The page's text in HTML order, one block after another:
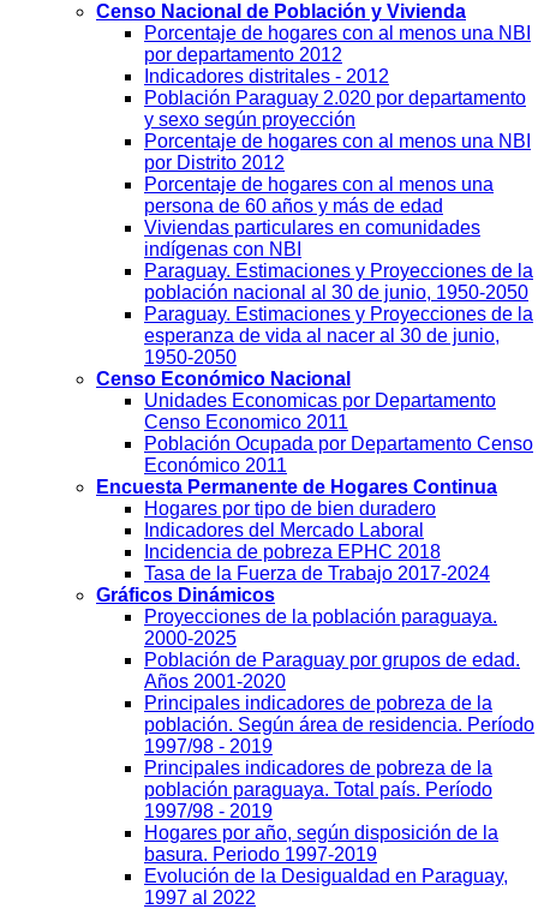
Censo Nacional de Población y Vivienda
Porcentaje de hogares con al menos una NBI
por departamento 2012
Indicadores distritales - 2012
Población Paraguay 2.020 por departamento
y sexo según proyección
Porcentaje de hogares con al menos una NBI
por Distrito 2012
Porcentaje de hogares con al menos una
persona de 60 años y más de edad
Viviendas particulares en comunidades
indígenas con NBI
Paraguay. Estimaciones y Proyecciones de la
población nacional al 30 de junio, 1950-2050
Paraguay. Estimaciones y Proyecciones de la
esperanza de vida al nacer al 30 de junio,
1950-2050
Censo Económico Nacional
Unidades Economicas por Departamento
Censo Economico 2011
Población Ocupada por Departamento Censo
Económico 2011
Encuesta Permanente de Hogares Continua
Hogares por tipo de bien duradero
Indicadores del Mercado Laboral
Incidencia de pobreza EPHC 2018
Tasa de la Fuerza de Trabajo 2017-2024
Gráficos Dinámicos
Proyecciones de la población paraguaya.
2000-2025
Población de Paraguay por grupos de edad.
Años 2001-2020
Principales indicadores de pobreza de la
población. Según área de residencia. Período
1997/98 - 2019
Principales indicadores de pobreza de la
población paraguaya. Total país. Período
1997/98 - 2019
Hogares por año, según disposición de la
basura. Periodo 1997-2019
Evolución de la Desigualdad en Paraguay,
1997 al 2022